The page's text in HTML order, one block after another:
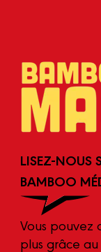
LISEZ-NOUS
BAMBOO
Vous pouvez
plus grâce